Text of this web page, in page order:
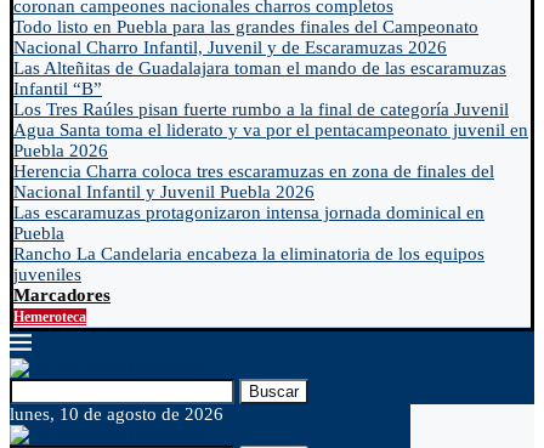
coronan campeones nacionales charros completos
Todo listo en Puebla para las grandes finales del Campeonato
Nacional Charro Infantil, Juvenil y de Escaramuzas 2026
Las Alteñitas de Guadalajara toman el mando de las escaramuzas
Infantil “B”
Los Tres Raúles pisan fuerte rumbo a la final de categoría Juvenil
Agua Santa toma el liderato y va por el pentacampeonato juvenil en
Puebla 2026
Herencia Charra coloca tres escaramuzas en zona de finales del
Nacional Infantil y Juvenil Puebla 2026
Las escaramuzas protagonizaron intensa jornada dominical en
Puebla
Rancho La Candelaria encabeza la eliminatoria de los equipos
juveniles
Marcadores
Hemeroteca
Buscar
lunes, 10 de agosto de 2026